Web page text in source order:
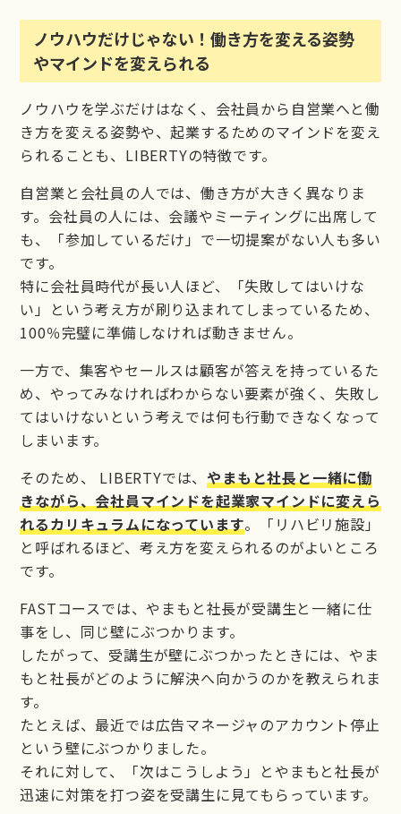
ノウハウだけじゃない！働き方を変える姿勢
やマインドを変えられる
ノウハウを学ぶだけはなく、会社員から自営業へと働
き方を変える姿勢や、起業するためのマインドを変え
られることも、LIBERTYの特徴です。
自営業と会社員の人では、働き方が大きく異なりま
す。会社員の人には、会議やミーティングに出席して
も、「参加しているだけ」で一切提案がない人も多い
です。
特に会社員時代が長い人ほど、「失敗してはいけな
い」という考え方が刷り込まれてしまっているため、
100％完璧に準備しなければ動きません。
一方で、集客やセールスは顧客が答えを持っているた
め、やってみなければわからない要素が強く、失敗し
てはいけないという考えでは何も行動できなくなって
しまいます。
そのため、 LIBERTYでは、やまもと社長と一緒に働
きながら、会社員マインドを起業家マインドに変えら
れるカリキュラムになっています。「リハビリ施設」
と呼ばれるほど、考え方を変えられるのがよいところ
です。
FASTコースでは、やまもと社長が受講生と一緒に仕
事をし、同じ壁にぶつかります。
したがって、受講生が壁にぶつかったときには、やま
もと社長がどのように解決へ向かうのかを教えられま
す。
たとえば、最近では広告マネージャのアカウント停止
という壁にぶつかりました。
それに対して、「次はこうしよう」とやまもと社長が
迅速に対策を打つ姿を受講生に見てもらっています。